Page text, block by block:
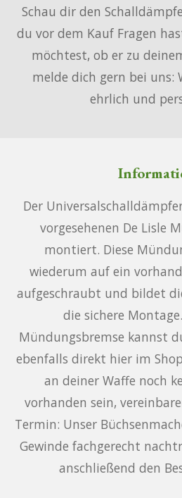
Schau dir den
du vor dem Kauf Fragen
möchtest, ob er zu
melde dich gern bei uns:
ehrlich und
Der
vorgesehenen De Lisle
montiert. Diese
wiederum auf ein
aufgeschraubt und bildet
die sichere
Mündungsbremse kannst
ebenfalls direkt hier im
an deiner Waffe noch
vorhanden sein,
Termin: Unser
Gewinde fachgerecht
anschließend den